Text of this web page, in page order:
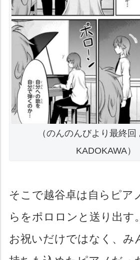
（のんのんびより最終回
KADOKAWA）
そこで越谷卓は自らピア
らをポロロンと送り出す
お祝いだけではなく、み